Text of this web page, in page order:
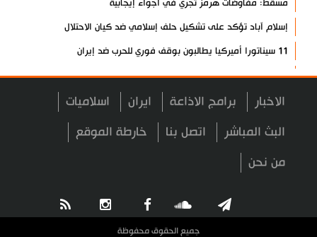
مسقط: مفاوضات هرمز تجري في أجواء إيجابية
إسلام آباد تؤكد على تشكيل حلف إسلامي ضد كيان الاحتلال
11 سيناتورا أميركيا يطالبون بوقف فوري للحرب ضد إيران
ذو القدر: مضيق هرمز لن يفتح طالما لم تصحح واشنطن سلوكها
حرس الثورة: فتح مضيق هرمز مرهون بقبول الشروط الإيرانية
إيجئي: نقدر جهود الصحفيين وتصديهم لمحاولات العدو الرامية إلى
التزييف
ولايتي: على القوات الأجنبية مغادرة المنطقة
أطراف خارجية توسلت بالعراق لضمان عدم الرد على الاعتداءات
الاخبار برامج الاذاعة ايران اسلاميات
البث المباشر اتصل بنا خارطة الموقع
من نحن
جميع الحقوق محفوظة